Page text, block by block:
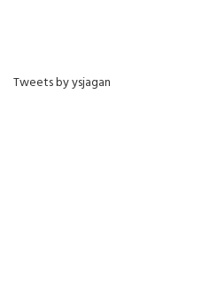
Tweets by ysjagan